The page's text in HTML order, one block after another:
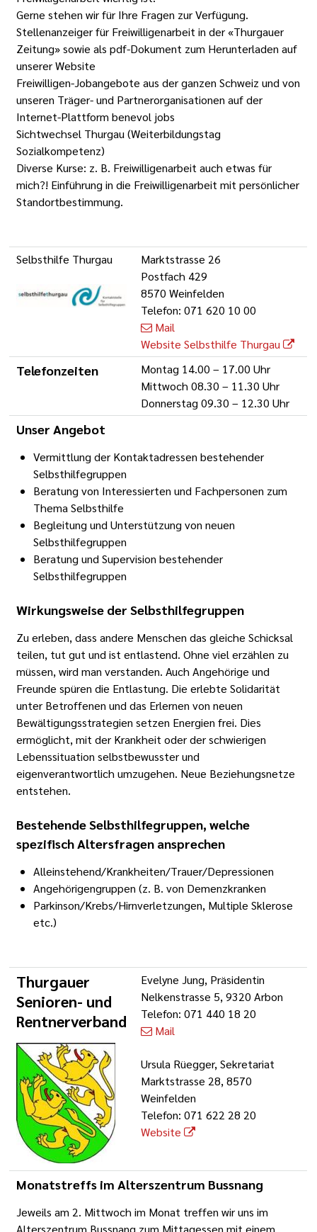
Gerne stehen wir für Ihre Fragen zur Verfügung.
Stellenanzeiger für Freiwilligenarbeit in der «Thurgauer
Zeitung» sowie als pdf-Dokument zum Herunterladen auf
unserer Website
Freiwilligen-Jobangebote aus der ganzen Schweiz und von
unseren Träger- und Partnerorganisationen auf der
Internet-Plattform benevol jobs
Sichtwechsel Thurgau (Weiterbildungstag
Sozialkompetenz)
Diverse Kurse: z. B. Freiwilligenarbeit auch etwas für
mich?! Einführung in die Freiwilligenarbeit mit persönlicher
Standortbestimmung.
Selbsthilfe Thurgau
Marktstrasse 26
Postfach 429
8570 Weinfelden
Telefon: 071 620 10 00
Mail
Website Selbsthilfe Thurgau
Telefonzeiten
Montag 14.00 – 17.00 Uhr
Mittwoch 08.30 – 11.30 Uhr
Donnerstag 09.30 – 12.30 Uhr
Unser Angebot
Vermittlung der Kontaktadressen bestehender
Selbsthilfegruppen
Beratung von Interessierten und Fachpersonen zum
Thema Selbsthilfe
Begleitung und Unterstützung von neuen
Selbsthilfegruppen
Beratung und Supervision bestehender
Selbsthilfegruppen
Wirkungsweise der Selbsthilfegruppen
Zu erleben, dass andere Menschen das gleiche Schicksal
teilen, tut gut und ist entlastend. Ohne viel erzählen zu
müssen, wird man verstanden. Auch Angehörige und
Freunde spüren die Entlastung. Die erlebte Solidarität
unter Betroffenen und das Erlernen von neuen
Bewältigungsstrategien setzen Energien frei. Dies
ermöglicht, mit der Krankheit oder der schwierigen
Lebenssituation selbstbewusster und
eigenverantwortlich umzugehen. Neue Beziehungsnetze
entstehen.
Bestehende Selbsthilfegruppen, welche
spezifisch Altersfragen ansprechen
Alleinstehend/Krankheiten/Trauer/Depressionen
Angehörigengruppen (z. B. von Demenzkranken
Parkinson/Krebs/Hirnverletzungen, Multiple Sklerose
etc.)
Thurgauer
Senioren- und
Rentnerverband
Evelyne Jung, Präsidentin
Nelkenstrasse 5, 9320 Arbon
Telefon: 071 440 18 20
Mail
Ursula Rüegger, Sekretariat
Marktstrasse 28, 8570
Weinfelden
Telefon: 071 622 28 20
Website
Monatstreffs im Alterszentrum Bussnang
Jeweils am 2. Mittwoch im Monat treffen wir uns im
Alterszentrum Bussnang zum Mittagessen mit einem